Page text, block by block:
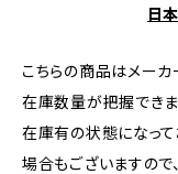
日
こちらの商品はメーカ
在庫数量が把握できま
在庫有の状態になって
場合もございますので